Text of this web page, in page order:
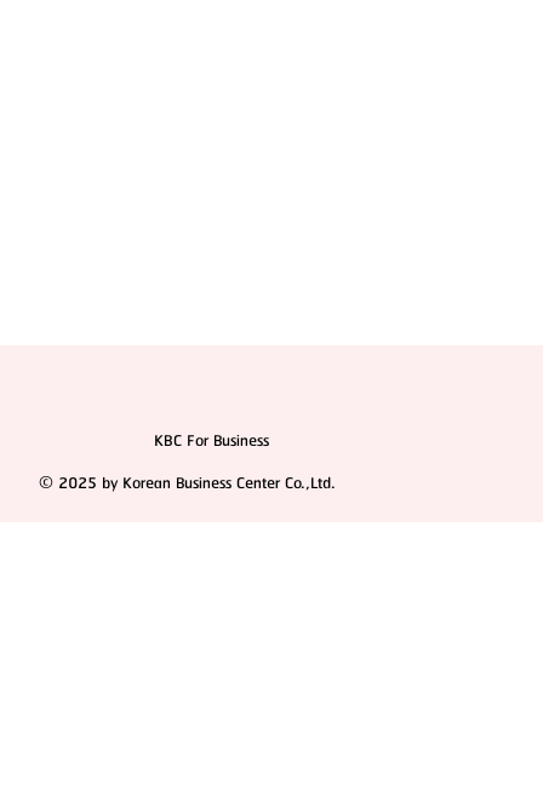
KBC For Business
© 2025 by Korean Business Center Co.,Ltd.